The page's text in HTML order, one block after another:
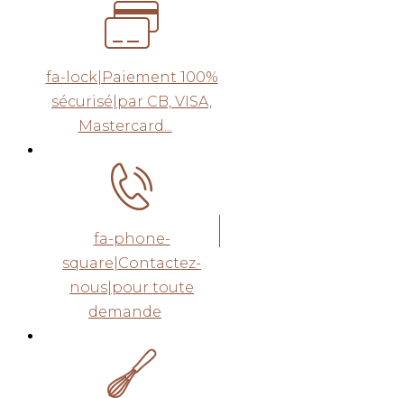
fa-lock|Paiement 100%
sécurisé|par CB, VISA,
Mastercard...
fa-phone-
square|Contactez-
nous|pour toute
demande